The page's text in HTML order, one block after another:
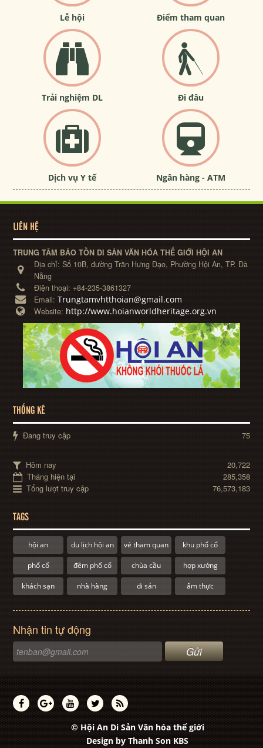
Lễ hội Điểm tham quan
Trải nghiệm DL Đi đâu
Dịch vụ Y tế Ngân hàng - ATM
LIÊN HỆ
TRUNG TÂM BẢO TỒN DI SẢN VĂN HÓA THẾ GIỚI HỘI AN
Địa chỉ:Số 10B, đường Trần Hưng Đạo, Phường Hội An, TP. Đà
Nẵng
Điện thoại: +84-235-3861327
Email:Trungtamvhtthoian@gmail.com
Website: http://www.hoianworldheritage.org.vn
THỐNG KÊ
Đang truy cập 75
Hôm nay
20,722
Tháng hiện tại
285,358
Tổng lượt truy cập
76,573,183
TAGS
hội an du lịch hội an vé tham quan khu phố cổ
phố cổ đêm phố cổ chùa cầu hợp xướng
khách sạn nhà hàng di sản ẩm thực
Nhận tin tự động
© Hội An Di Sản Văn hóa thế giới
Design by Thanh Son KBS